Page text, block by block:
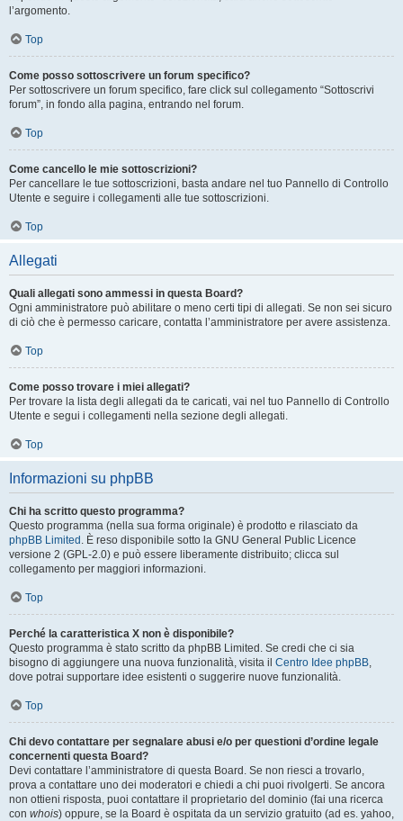
l’argomento.
Top
Come posso sottoscrivere un forum specifico?
Per sottoscrivere un forum specifico, fare click sul collegamento “Sottoscrivi
forum”, in fondo alla pagina, entrando nel forum.
Top
Come cancello le mie sottoscrizioni?
Per cancellare le tue sottoscrizioni, basta andare nel tuo Pannello di Controllo
Utente e seguire i collegamenti alle tue sottoscrizioni.
Top
Allegati
Quali allegati sono ammessi in questa Board?
Ogni amministratore può abilitare o meno certi tipi di allegati. Se non sei sicuro
di ciò che è permesso caricare, contatta l’amministratore per avere assistenza.
Top
Come posso trovare i miei allegati?
Per trovare la lista degli allegati da te caricati, vai nel tuo Pannello di Controllo
Utente e segui i collegamenti nella sezione degli allegati.
Top
Informazioni su phpBB
Chi ha scritto questo programma?
Questo programma (nella sua forma originale) è prodotto e rilasciato da
phpBB Limited . È reso disponibile sotto la GNU General Public Licence
versione 2 (GPL-2.0) e può essere liberamente distribuito; clicca sul
collegamento per maggiori informazioni.
Top
Perché la caratteristica X non è disponibile?
Questo programma è stato scritto da phpBB Limited. Se credi che ci sia
bisogno di aggiungere una nuova funzionalità, visita il Centro Idee phpBB,
dove potrai supportare idee esistenti o suggerire nuove funzionalità.
Top
Chi devo contattare per segnalare abusi e/o per questioni d’ordine legale
concernenti questa Board?
Devi contattare l’amministratore di questa Board. Se non riesci a trovarlo,
prova a contattare uno dei moderatori e chiedi a chi puoi rivolgerti. Se ancora
non ottieni risposta, puoi contattare il proprietario del dominio (fai una ricerca
con whois) oppure, se la Board è ospitata da un servizio gratuito (ad es. yahoo,